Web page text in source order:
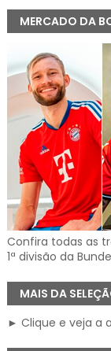
MERCADO DA
Confira todas as
1ª divisão da
MAIS DA
► Clique e veja a